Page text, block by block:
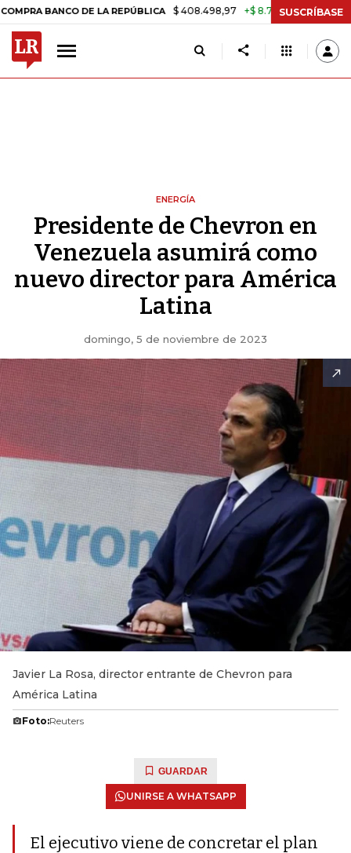
BANCO DE LA REPÚBLICA $ 408.498,97 +$ 8.753,81 +2,19% TASA
SUSCRÍBASE
ENERGÍA
Presidente de Chevron en
Venezuela asumirá como
nuevo director para América
Latina
domingo, 5 de noviembre de 2023
Javier La Rosa, director entrante de Chevron para
América Latina
Foto:Reuters
GUARDAR
UNIRSE A WHATSAPP
El ejecutivo viene de concretar el plan